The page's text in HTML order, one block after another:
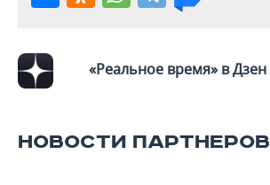
«Реальное время» в Дзен
НОВОСТИ ПАРТНЕРОВ